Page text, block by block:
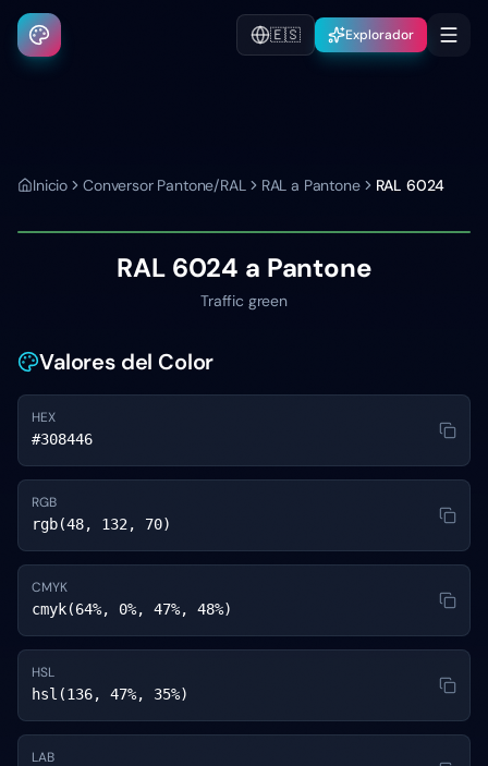
🇪🇸 Explorador
Inicio Conversor Pantone/RAL RAL a Pantone RAL 6024
RAL 6024 a Pantone
Traffic green
Valores del Color
HEX
#308446
RGB
rgb(48, 132, 70)
CMYK
cmyk(64%, 0%, 47%, 48%)
HSL
hsl(136, 47%, 35%)
LAB